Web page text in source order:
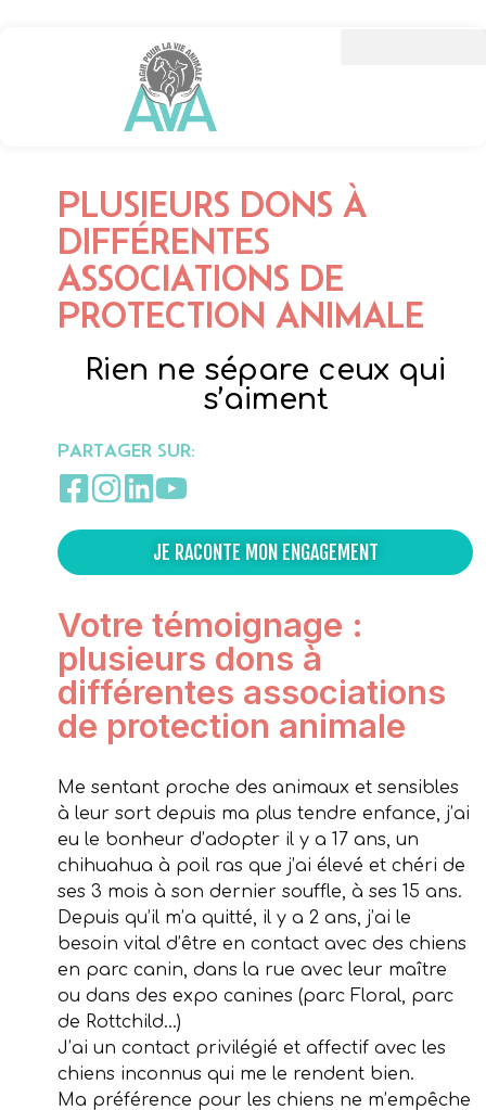
PLUSIEURS DONS À
DIFFÉRENTES
ASSOCIATIONS DE
PROTECTION ANIMALE
Rien ne sépare ceux qui
s’aiment
PARTAGER SUR:
JE RACONTE MON ENGAGEMENT
Votre témoignage :
plusieurs dons à
différentes associations
de protection animale
Me sentant proche des animaux et sensibles
à leur sort depuis ma plus tendre enfance, j’ai
eu le bonheur d’adopter il y a 17 ans, un
chihuahua à poil ras que j’ai élevé et chéri de
ses 3 mois à son dernier souffle, à ses 15 ans.
Depuis qu’il m’a quitté, il y a 2 ans, j’ai le
besoin vital d’être en contact avec des chiens
en parc canin, dans la rue avec leur maître
ou dans des expo canines (parc Floral, parc
de Rottchild…)
J’ai un contact privilégié et affectif avec les
chiens inconnus qui me le rendent bien.
Ma préférence pour les chiens ne m’empêche